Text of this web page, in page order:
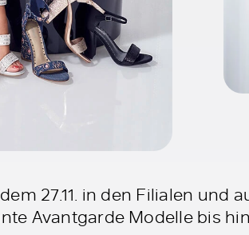
27.11. in den Filialen und
Avantgarde Modelle bis